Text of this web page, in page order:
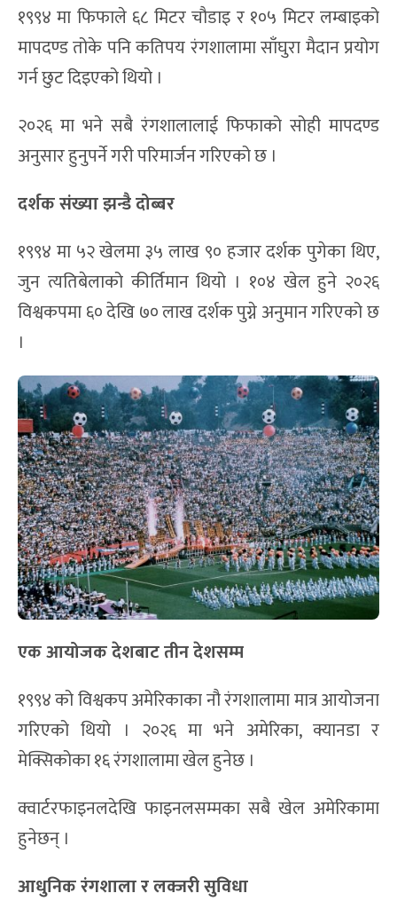
२४ टोलीबाट ४८ टोलीसम्म
१९९४ विश्वकप २४ टोलीसहित हुने अन्तिम संस्करण थियो ।
त्यसपछि १९९८ देखि ३२ टोलीको ढाँचा लागू भएको थियो ।
२०२६ मा पहिलोपटक ४८ टोली सहभागी हुनेछन् । नयाँ
राउण्ड अफ ३२ थपिएपछि उपाधि जित्ने टोलीले अब सात
मैदान पनि मापदण्डअनुसार
१९९४ मा फिफाले ६८ मिटर चौडाइ र १०५ मिटर लम्बाइको
मापदण्ड तोके पनि कतिपय रंगशालामा साँघुरा मैदान प्रयोग
गर्न छुट दिइएको थियो ।
२०२६ मा भने सबै रंगशालालाई फिफाको सोही मापदण्ड
अनुसार हुनुपर्ने गरी परिमार्जन गरिएको छ ।
दर्शक संख्या झन्डै दोब्बर
१९९४ मा ५२ खेलमा ३५ लाख ९० हजार दर्शक पुगेका थिए,
जुन त्यतिबेलाको कीर्तिमान थियो । १०४ खेल हुने २०२६
विश्वकपमा ६० देखि ७० लाख दर्शक पुग्ने अनुमान गरिएको छ
।